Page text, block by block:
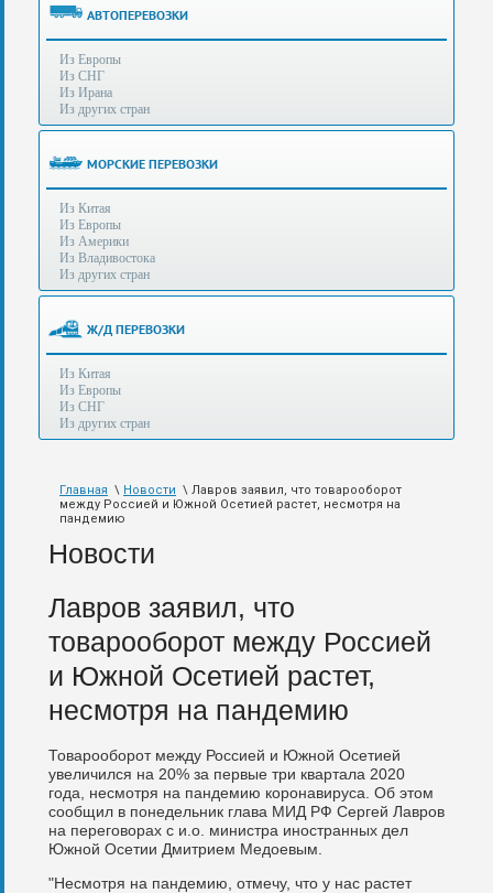
(Без
выходных
8:00
до
21:30)
Таможенное
оформление
грузов
аэропортах
Москвы
Шереметьево,
Внуково,
также
авиа,
дороге.
АВТОПЕРЕВОЗКИ
Из Европы
Из СНГ
Из Ирана
Из других стран
МОРСКИЕ ПЕРЕВОЗКИ
Из Китая
Из Европы
Из Америки
Из Владивостока
Из других стран
Ж/Д ПЕРЕВОЗКИ
Из Китая
Из Европы
Из СНГ
Из других стран
Главная \ Новости \ Лавров заявил, что товарооборот
между Россией и Южной Осетией растет, несмотря на
пандемию
Новости
Лавров заявил, что
товарооборот между Россией
и Южной Осетией растет,
несмотря на пандемию
Товарооборот между Россией и Южной Осетией
увеличился на 20% за первые три квартала 2020
года, несмотря на пандемию коронавируса. Об этом
сообщил в понедельник глава МИД РФ Сергей Лавров
на переговорах с и.о. министра иностранных дел
Южной Осетии Дмитрием Медоевым.
"Несмотря на пандемию, отмечу, что у нас растет